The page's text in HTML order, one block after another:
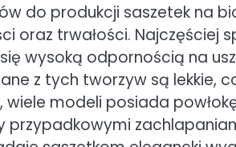
do produkcji saszetek na
oraz trwałości. Najczęściej
wysoką odpornością na
z tych tworzyw są lekkie,
modeli posiada
przypadkowymi